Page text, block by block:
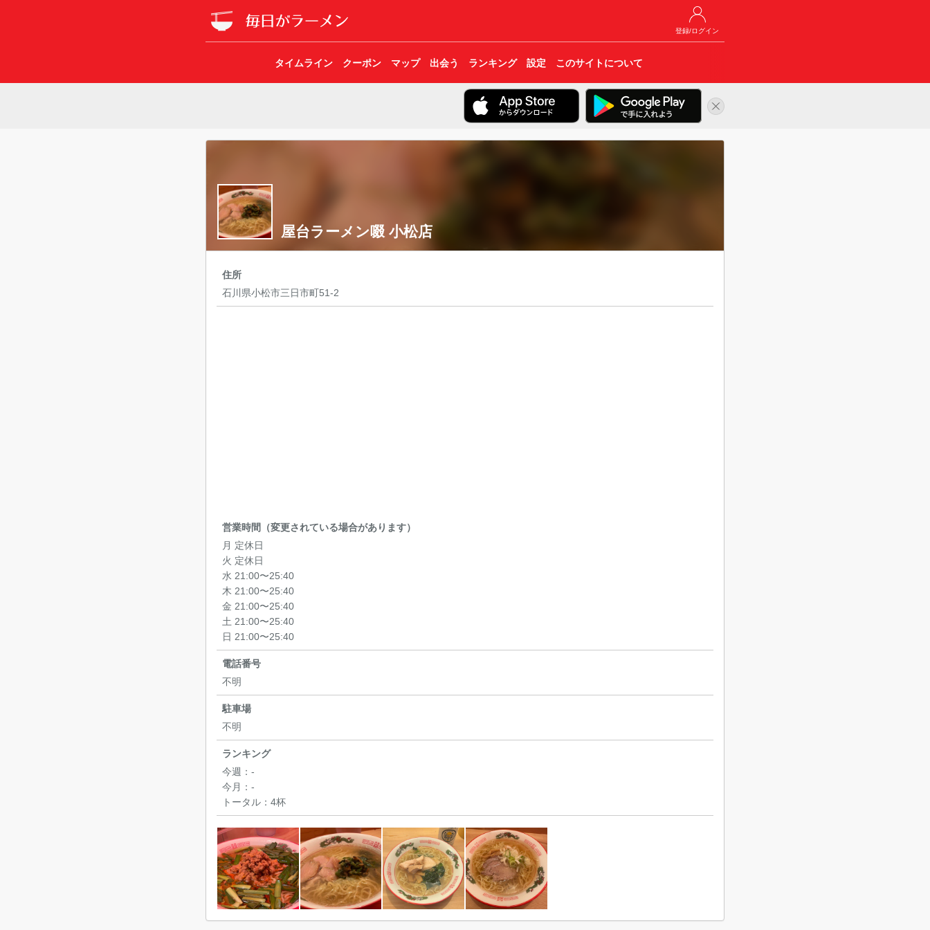
登録/ログイン
タイムライン クーポン マップ 出会う ランキング 設定 このサイトについて
屋台ラーメン啜 小松店
住所
石川県小松市三日市町51-2
営業時間（変更されている場合があります）
月 定休日
火 定休日
水 21:00〜25:40
木 21:00〜25:40
金 21:00〜25:40
土 21:00〜25:40
日 21:00〜25:40
電話番号
不明
駐車場
不明
ランキング
今週： -
今月： -
トータル： 4杯